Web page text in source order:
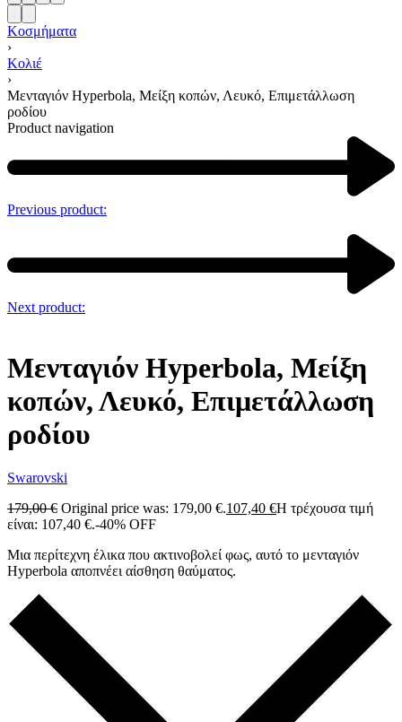
Κοσμήματα
›
Κολιέ
›
Μενταγιόν Hyperbola, Μείξη κοπών, Λευκό, Επιμετάλλωση
ροδίου
Product navigation
Previous product:
Next product:
Μενταγιόν Hyperbola, Μείξη
κοπών, Λευκό, Επιμετάλλωση
ροδίου
Swarovski
179,00€ Original price was: 179,00 €.107,40 €Η τρέχουσα τιμή
είναι: 107,40 €.-40% OFF
Μια περίτεχνη έλικα που ακτινοβολεί φως, αυτό το μενταγιόν
Hyperbola αποπνέει αίσθηση θαύματος.